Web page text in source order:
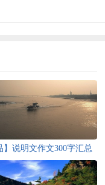
】说明文作文300字汇总
八篇